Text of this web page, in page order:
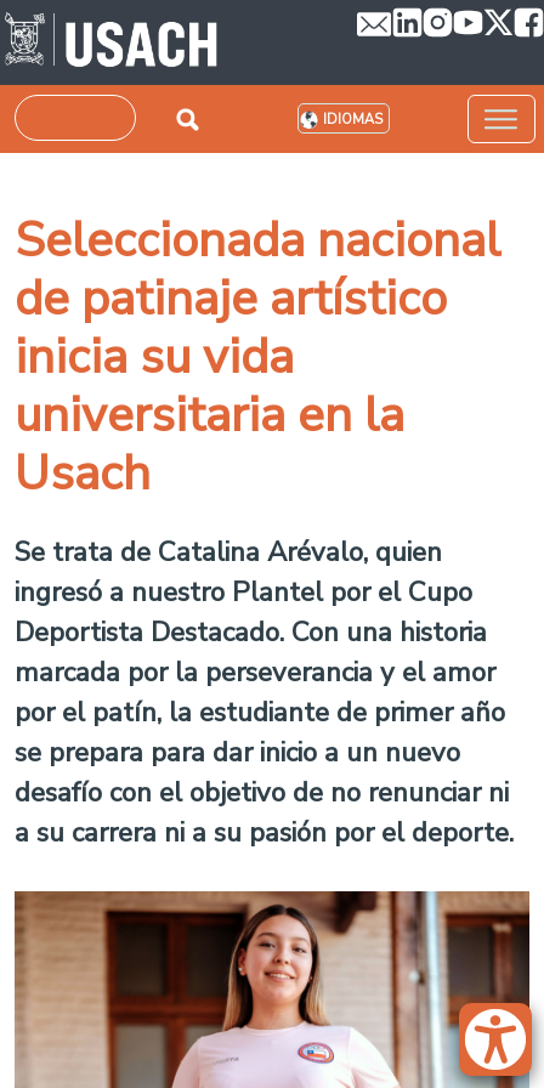
Pasar al contenido principal
Buscar IDIOMAS
Seleccionada nacional
de patinaje artístico
inicia su vida
universitaria en la
Usach
Se trata de Catalina Arévalo, quien
ingresó a nuestro Plantel por el Cupo
Deportista Destacado. Con una historia
marcada por la perseverancia y el amor
por el patín, la estudiante de primer año
se prepara para dar inicio a un nuevo
desafío con el objetivo de no renunciar ni
a su carrera ni a su pasión por el deporte.